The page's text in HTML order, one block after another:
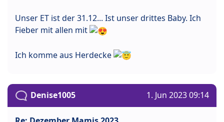
Unser ET ist der 31.12... Ist unser drittes Baby. Ich
Fieber mit allen mit
Ich komme aus Herdecke
Denise1005 1. Jun 2023 09:14